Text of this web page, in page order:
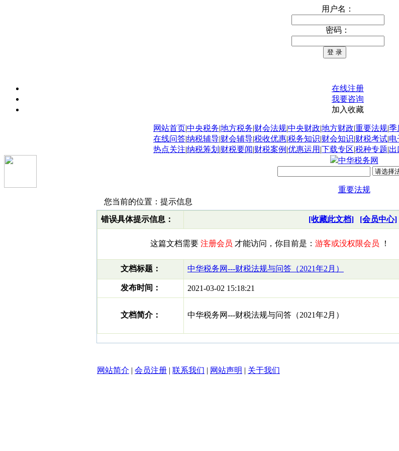
用户名：
密码：
在线注册
我要咨询
加入收藏
网站首页|中央税务|地方税务|财会法规|中央财政|地方财政|重要法规|季
在线问答|纳税辅导|财会辅导|税收优惠|税务知识|财会知识|财税考试|电
热点关注|纳税筹划 |财税要闻|财税案例 |优惠运用 |下载专区|税种专题|出
中华税务网
重要法规
您当前的位置：提示信息
错误具体提示信息： [收藏此文档] [会员中心]
这篇文档需要 注册会员 才能访问，你目前是： 游客或没权限会员 ！
文档标题： 中华税务网---财税法规与问答（2021年2月）
发布时间： 2021-03-02 15:18:21
文档简介： 中华税务网---财税法规与问答（2021年2月）
网站简介 | 会员注册 | 联系我们 | 网站声明 | 关于我们